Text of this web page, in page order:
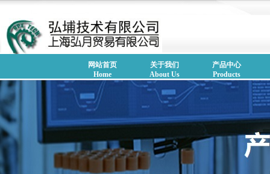
网站首页
Home
关于我们
About Us
产品中心
Products